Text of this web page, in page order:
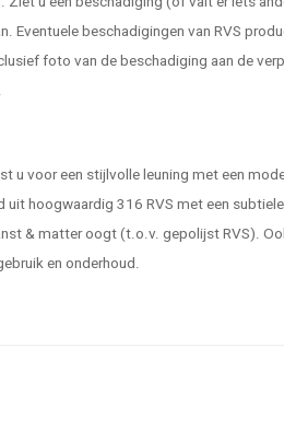
Eventuele beschadigingen van RVS
foto van de beschadiging aan de
u voor een stijlvolle leuning met een
hoogwaardig 316 RVS met een
& matter oogt (t.o.v. gepolijst RVS).
en onderhoud.